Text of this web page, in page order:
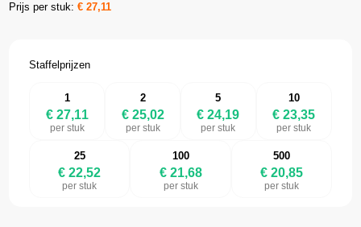
Prijs per stuk:€27,11
Staffelprijzen
1
€ 27,11
per stuk
2
€ 25,02
per stuk
5
€ 24,19
per stuk
10
€ 23,35
per stuk
25
€ 22,52
per stuk
100
€ 21,68
per stuk
500
€ 20,85
per stuk